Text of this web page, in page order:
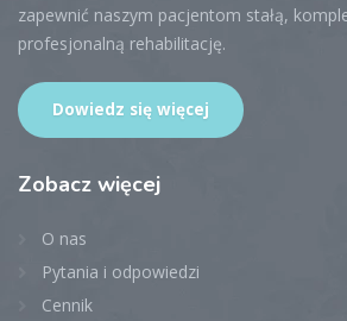
zapewnić naszym pacjentom stałą,
profesjonalną rehabilitację.
Dowiedz się więcej
Zobacz więcej
O nas
Pytania i odpowiedzi
Cennik